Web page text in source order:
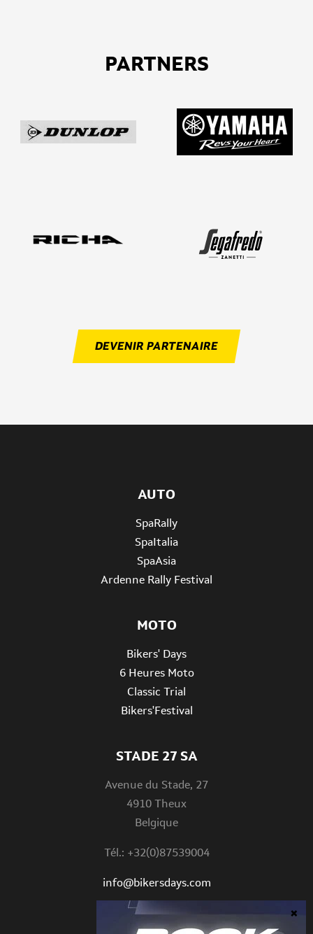
PARTNERS
DEVENIR PARTENAIRE
STADE 27 SA
Avenue du Stade, 27
4910 Theux
Belgique
Tél.: +32(0)87539004
info@bikersdays.com
AUTO
SpaRally
SpaItalia
SpaAsia
Ardenne Rally Festival
MOTO
Bikers' Days
6 Heures Moto
Classic Trial
Bikers'Festival
STAY CONNECTED